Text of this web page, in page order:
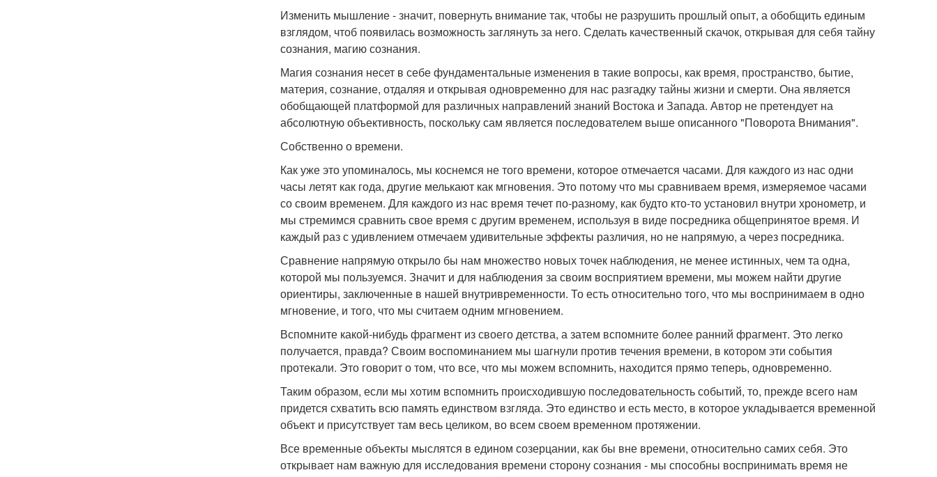
Изменить мышление - значит, повернуть внимание так, чтобы не разрушить прошлый опыт, а обобщить единым
взглядом, чтоб появилась возможность заглянуть за него. Сделать качественный скачок, открывая для себя тайну
сознания, магию сознания.
Магия сознания несет в себе фундаментальные изменения в такие вопросы, как время, пространство, бытие,
материя, сознание, отдаляя и открывая одновременно для нас разгадку тайны жизни и смерти. Она является
обобщающей платформой для различных направлений знаний Востока и Запада. Автор не претендует на
абсолютную объективность, поскольку сам является последователем выше описанного "Поворота Внимания".
Собственно о времени.
Как уже это упоминалось, мы коснемся не того времени, которое отмечается часами. Для каждого из нас одни
часы летят как года, другие мелькают как мгновения. Это потому что мы сравниваем время, измеряемое часами
со своим временем. Для каждого из нас время течет по-разному, как будто кто-то установил внутри хронометр, и
мы стремимся сравнить свое время с другим временем, используя в виде посредника общепринятое время. И
каждый раз с удивлением отмечаем удивительные эффекты различия, но не напрямую, а через посредника.
Сравнение напрямую открыло бы нам множество новых точек наблюдения, не менее истинных, чем та одна,
которой мы пользуемся. Значит и для наблюдения за своим восприятием времени, мы можем найти другие
ориентиры, заключенные в нашей внутривременности. То есть относительно того, что мы воспринимаем в одно
мгновение, и того, что мы считаем одним мгновением.
Вспомните какой-нибудь фрагмент из своего детства, а затем вспомните более ранний фрагмент. Это легко
получается, правда? Своим воспоминанием мы шагнули против течения времени, в котором эти события
протекали. Это говорит о том, что все, что мы можем вспомнить, находится прямо теперь, одновременно.
Таким образом, если мы хотим вспомнить происходившую последовательность событий, то, прежде всего нам
придется схватить всю память единством взгляда. Это единство и есть место, в которое укладывается временной
объект и присутствует там весь целиком, во всем своем временном протяжении.
Все временные объекты мыслятся в едином созерцании, как бы вне времени, относительно самих себя. Это
открывает нам важную для исследования времени сторону сознания - мы способны воспринимать время не